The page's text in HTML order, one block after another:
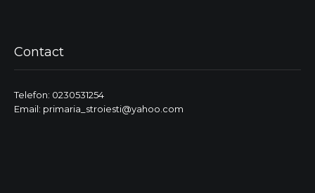
Contact
Telefon: 0230531254
Email: primaria_stroiesti@yahoo.com